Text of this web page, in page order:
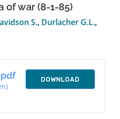
of war (8-1-85)
S., Durlacher G.L.,
DOWNLOAD